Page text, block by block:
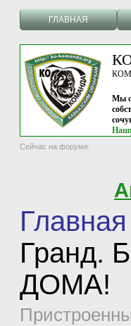
ГЛАВНАЯ
Мы
Сейчас на форуме:
Главная
Гранд.
ДОМА!